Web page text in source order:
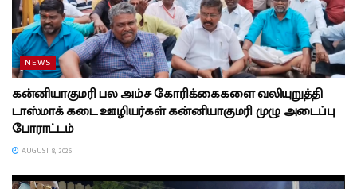
NEWS
கன்னியாகுமரி பல அம்ச கோரிக்கைகளை வலியுறுத்தி
டாஸ்மாக் கடை ஊழியர்கள் கன்னியாகுமரி முழு அடைப்பு
போராட்டம்
AUGUST 8, 2026